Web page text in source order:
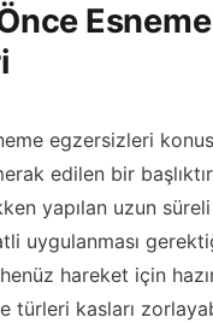
Esneme
egzersizleri
edilen bir
yapılan uzun
uygulanması
hareket için
türleri kasları